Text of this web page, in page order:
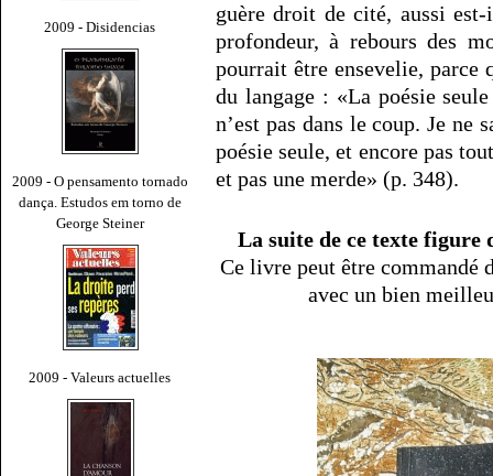
2009 - Disidencias
2009 - O pensamento tornado
dança. Estudos em torno de
George Steiner
2009 - Valeurs actuelles
guère droit de cité, aussi
profondeur, à rebours des
pourrait être ensevelie, parce
du langage : «La poésie
n’est pas dans le coup. Je
poésie seule, et encore pas
et pas une merde» (p. 348).
La suite de ce texte figure
Ce livre peut être commandé
avec un bien